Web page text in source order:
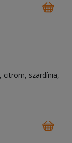
citrom szardínia